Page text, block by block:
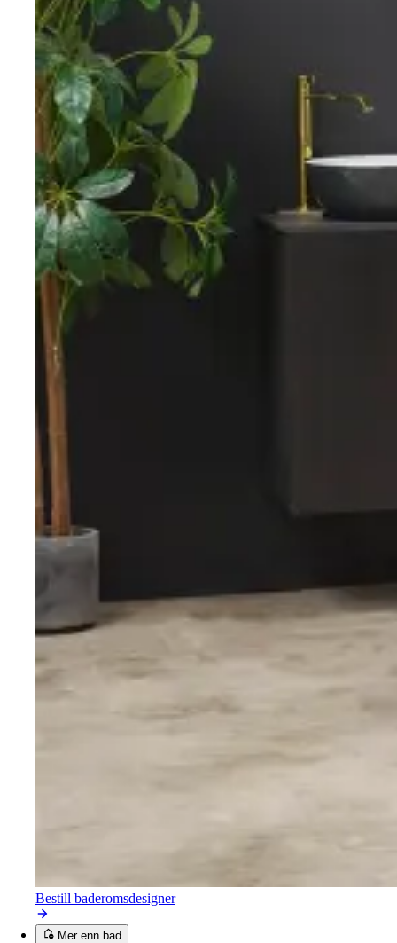
Bestill baderomsdesigner
Mer enn bad